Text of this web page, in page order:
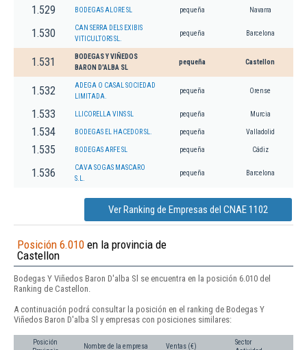
1.529 BODEGAS ALORE SL pequeña Navarra
1.530
CAN SERRA DELS EXIBIS
VITICULTORS SL.
pequeña Barcelona
1.531
BODEGAS Y VIÑEDOS
BARON D'ALBA SL
pequeña Castellon
1.532
ADEGA O CASAL SOCIEDAD
LIMITADA.
pequeña Orense
1.533 LLICORELLA VINS SL pequeña Murcia
1.534 BODEGAS EL HACEDOR SL. pequeña Valladolid
1.535 BODEGAS ARFE SL pequeña Cádiz
1.536
CAVA SOGAS MASCARO
S.L.
pequeña Barcelona
Ver Ranking de Empresas del CNAE 1102
Posición 6.010 en la provincia de
Castellon
Bodegas Y Viñedos Baron D'alba Sl se encuentra en la posición 6.010 del
Ranking de Castellon.
A continuación podrá consultar la posición en el ranking de Bodegas Y
Viñedos Baron D'alba Sl y empresas con posiciones similares:
Posición
Nombre de la empresa Ventas (€)
Sector